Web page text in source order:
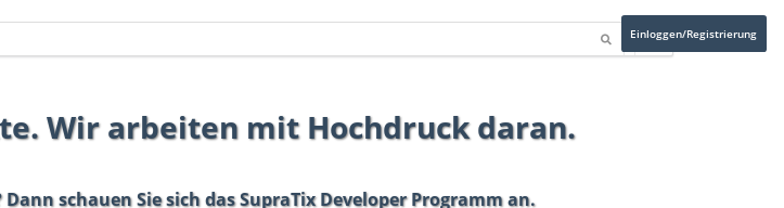
Einloggen/Registrierung
Wir arbeiten mit Hochdruck daran.
schauen Sie sich dasSupraTix Developer Programman.